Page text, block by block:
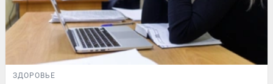
ЗДОРОВЬЕ